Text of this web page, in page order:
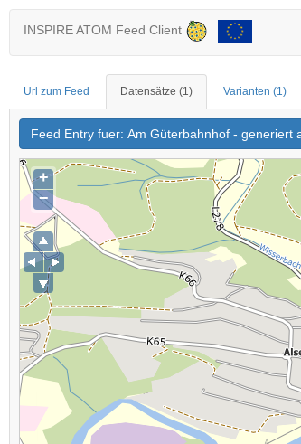
INSPIRE ATOM Feed Client
Url zum Feed Datensätze (1) Varianten (1)
Feed Entry fuer: Am Güterbahnhof - generiert
+
−